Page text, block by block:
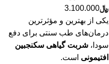
﷼3.100.000
یکی از بهترین و مؤثرترین
درمان‌های طب سنتی برای دفع
سودا، شربت گیاهی سکنجبین
افتیمونی است.